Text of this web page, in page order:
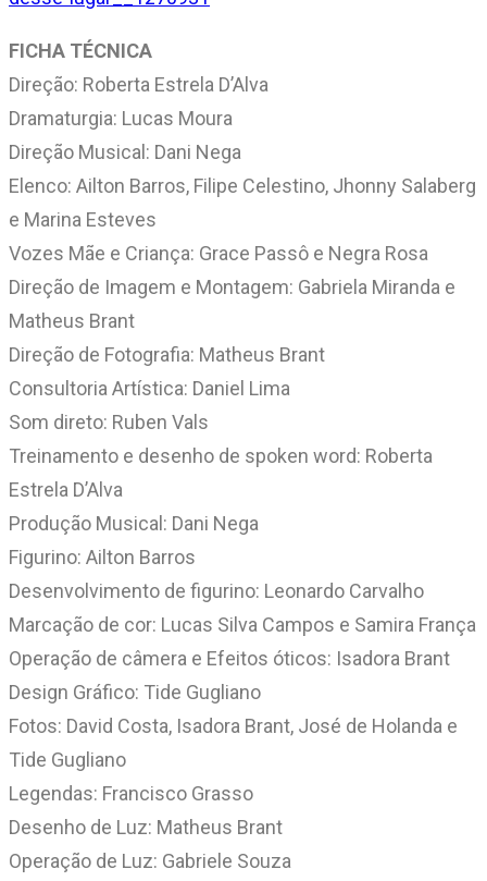
FICHA TÉCNICA
Direção: Roberta Estrela D’Alva
Dramaturgia: Lucas Moura
Direção Musical: Dani Nega
Elenco: Ailton Barros, Filipe Celestino, Jhonny Salaberg
e Marina Esteves
Vozes Mãe e Criança: Grace Passô e Negra Rosa
Direção de Imagem e Montagem: Gabriela Miranda e
Matheus Brant
Direção de Fotografia: Matheus Brant
Consultoria Artística: Daniel Lima
Som direto: Ruben Vals
Treinamento e desenho de spoken word: Roberta
Estrela D’Alva
Produção Musical: Dani Nega
Figurino: Ailton Barros
Desenvolvimento de figurino: Leonardo Carvalho
Marcação de cor: Lucas Silva Campos e Samira França
Operação de câmera e Efeitos óticos: Isadora Brant
Design Gráfico: Tide Gugliano
Fotos: David Costa, Isadora Brant, José de Holanda e
Tide Gugliano
Legendas: Francisco Grasso
Desenho de Luz: Matheus Brant
Operação de Luz: Gabriele Souza